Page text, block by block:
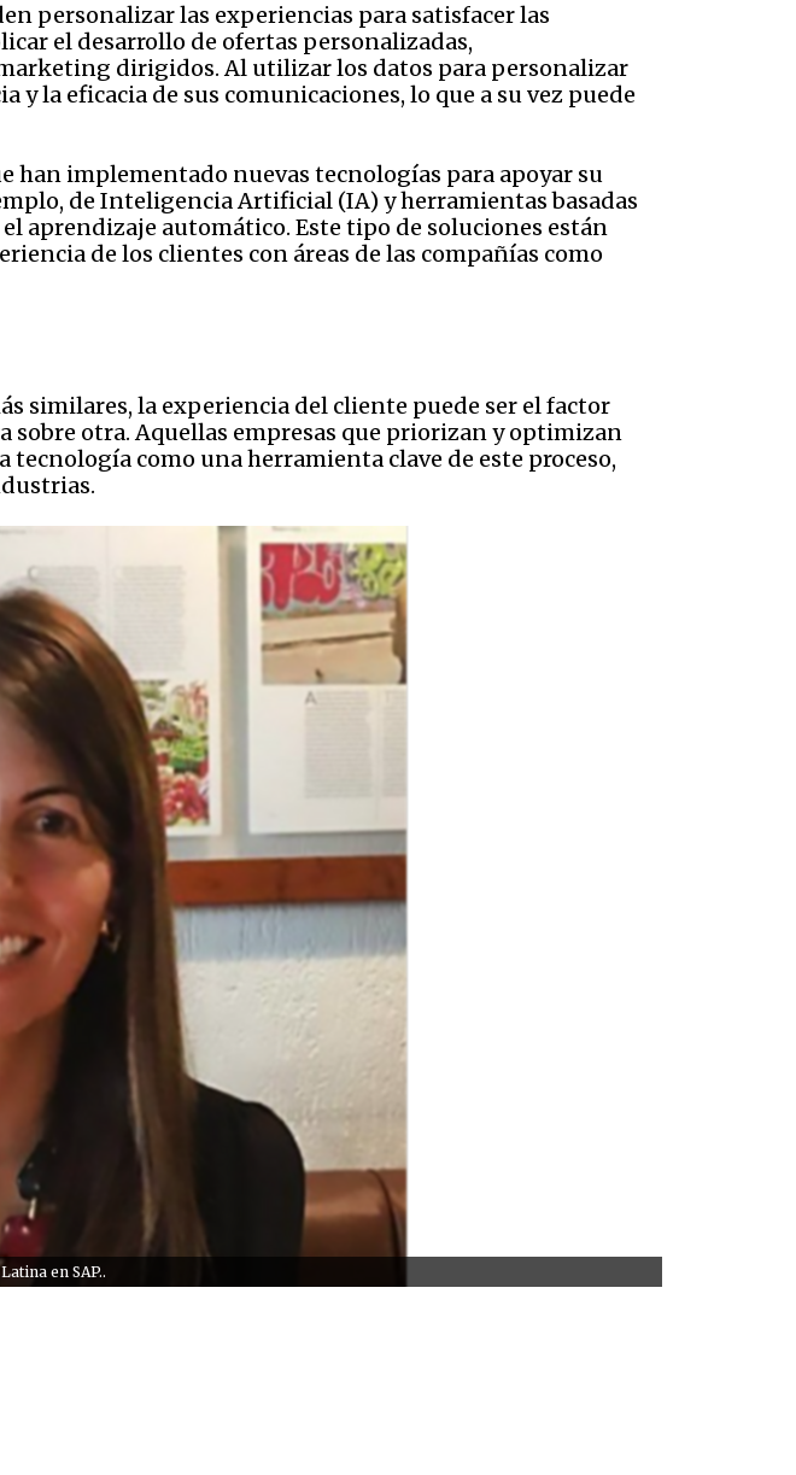
personalizar las experiencias para satisfacer las
el desarrollo de ofertas personalizadas,
dirigidos. Al utilizar los datos para personalizar
la eficacia de sus comunicaciones, lo que a su vez puede
han implementado nuevas tecnologías para apoyar su
de Inteligencia Artificial (IA) y herramientas basadas
aprendizaje automático. Este tipo de soluciones están
de los clientes con áreas de las compañías como
similares, la experiencia del cliente puede ser el factor
otra. Aquellas empresas que priorizan y optimizan
como una herramienta clave de este proceso,
en SAP..